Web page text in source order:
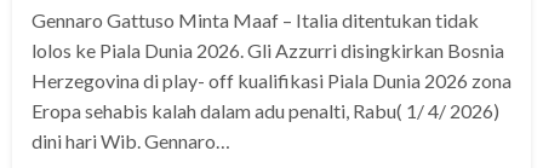
Gennaro Gattuso Minta Maaf – Italia ditentukan tidak
lolos ke Piala Dunia 2026. Gli Azzurri disingkirkan Bosnia
Herzegovina di play- off kualifikasi Piala Dunia 2026 zona
Eropa sehabis kalah dalam adu penalti, Rabu( 1/ 4/ 2026)
dini hari Wib. Gennaro…